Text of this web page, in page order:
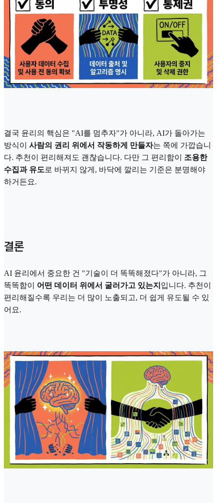
결국 윤리의 핵심은 "AI를 멈추자"가 아니라, AI가 돌아가는
방식이 사람의 권리 위에서 작동하게 만들자는 쪽에 가깝습니
다. 추천이 편리해져도 괜찮습니다. 다만 그 편리함이 조용한
수집과 유도 로 바뀌지 않게, 바닥에 깔리는 기준은 분명해야
하거든요.
결론
AI 윤리에서 중요한 건 "기술이 더 똑똑해졌다"가 아니라, 그
똑똑함이 어떤 데이터 위에서 굴러가고 있는지 입니다. 추천이
편리해질수록 우리는 더 많이 노출되고, 더 쉽게 유도될 수 있
어요.